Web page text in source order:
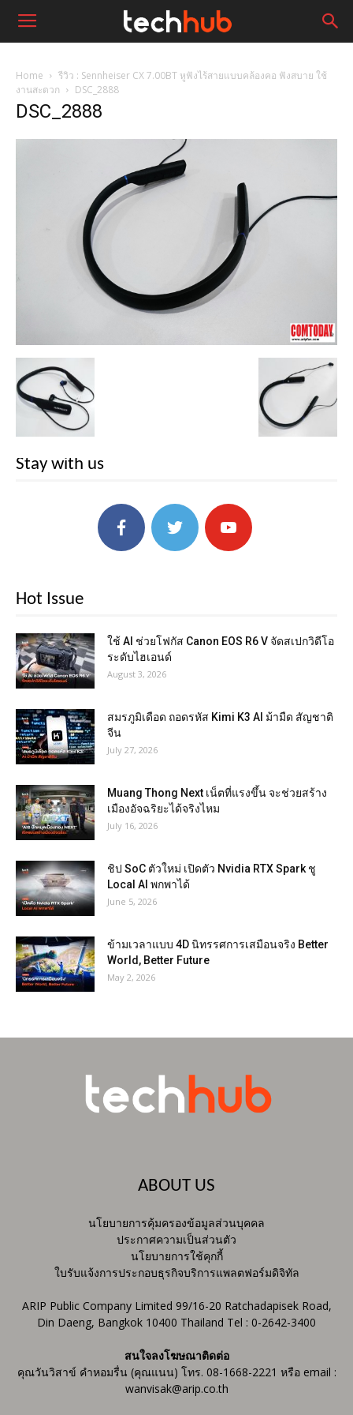
Home
รีวิว : Sennheiser CX 7.00BT หูฟังไร้สายแบบคล้องคอ ฟังสบาย ใช้
งานสะดวก
DSC_2888
DSC_2888
Stay with us
Hot Issue
ใช้ AI ช่วยโฟกัส Canon EOS R6 V จัดสเปกวิดีโอ
ระดับไฮเอนด์
August 3, 2026
สมรภูมิเดือด ถอดรหัส Kimi K3 AI ม้ามืด สัญชาติ
จีน
July 27, 2026
Muang Thong Next เน็ตที่แรงขึ้น จะช่วยสร้าง
เมืองอัจฉริยะได้จริงไหม
July 16, 2026
ชิป SoC ตัวใหม่ เปิดตัว Nvidia RTX Spark ชู
Local AI พกพาได้
June 5, 2026
ข้ามเวลาแบบ 4D นิทรรศการเสมือนจริง Better
World, Better Future
May 2, 2026
ABOUT US
นโยบายการคุ้มครองข้อมูลส่วนบุคคล
ประกาศความเป็นส่วนตัว
นโยบายการใช้คุกกี้
ใบรับแจ้งการประกอบธุรกิจบริการแพลตฟอร์มดิจิทัล
ARIP Public Company Limited 99/16-20 Ratchadapisek Road,
Din Daeng, Bangkok 10400 Thailand Tel : 0-2642-3400
สนใจลงโฆษณาติดต่อ
คุณวันวิสาข์ คำหอมรื่น (คุณแนน) โทร. 08-1668-2221 หรือ email :
wanvisak@arip.co.th